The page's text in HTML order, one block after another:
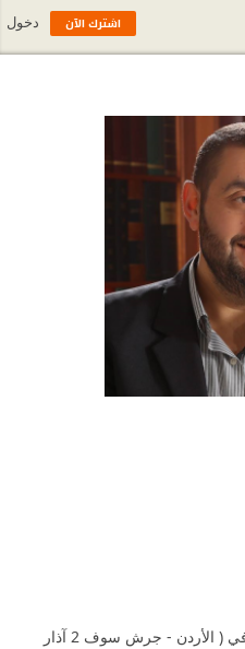
https://
https://
أيمن العتوم شاعر وروائي أردنيّ ولد في ( الأردن - جرش سوف 2 آذار
اشترك الآن دخول